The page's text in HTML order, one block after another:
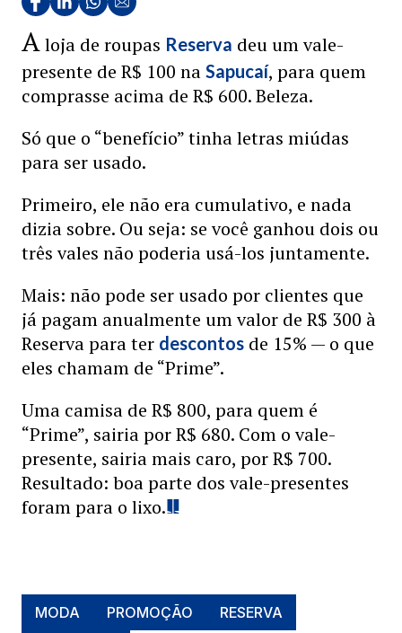
Aloja de roupas Reserva deu um vale-
presente de R$ 100 na Sapucaí, para quem
comprasse acima de R$ 600. Beleza.
Só que o “benefício” tinha letras miúdas
para ser usado.
Primeiro, ele não era cumulativo, e nada
dizia sobre. Ou seja: se você ganhou dois ou
três vales não poderia usá-los juntamente.
Mais: não pode ser usado por clientes que
já pagam anualmente um valor de R$ 300 à
Reserva para ter descontos de 15% — o que
eles chamam de “Prime”.
Uma camisa de R$ 800, para quem é
“Prime”, sairia por R$ 680. Com o vale-
presente, sairia mais caro, por R$ 700.
Resultado: boa parte dos vale-presentes
foram para o lixo.
MODA PROMOÇÃO
RESERVA